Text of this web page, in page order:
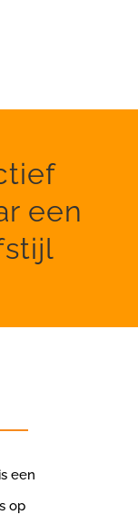
een
een
op